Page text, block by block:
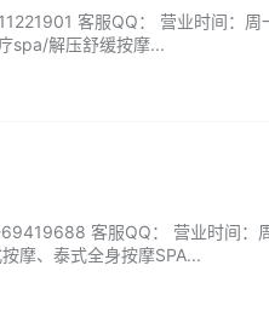
客服QQ： 营业时间：周
spa/解压舒缓按摩...
客服QQ： 营业时间：
摩、泰式全身按摩SPA...